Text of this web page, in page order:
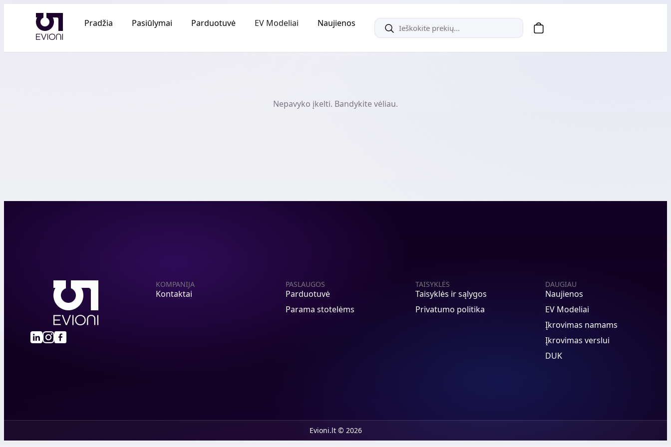
Pradžia Pasiūlymai Parduotuvė EV Modeliai Naujienos
Nepavyko įkelti. Bandykite vėliau.
KOMPANIJA
Kontaktai
PASLAUGOS
Parduotuvė
Parama stotelėms
TAISYKLĖS
Taisyklės ir sąlygos
Privatumo politika
DAUGIAU
Naujienos
EV Modeliai
Įkrovimas namams
Įkrovimas verslui
DUK
Evioni.lt © 2026